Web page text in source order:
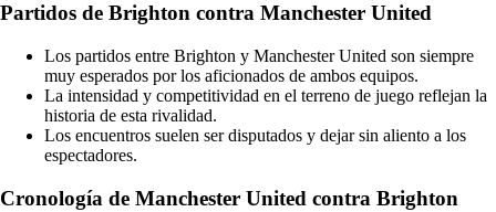
Partidos de Brighton contra Manchester United
Los partidos entre Brighton y Manchester United son siempre
muy esperados por los aficionados de ambos equipos.
La intensidad y competitividad en el terreno de juego reflejan la
historia de esta rivalidad.
Los encuentros suelen ser disputados y dejar sin aliento a los
espectadores.
Cronología de Manchester United contra Brighton